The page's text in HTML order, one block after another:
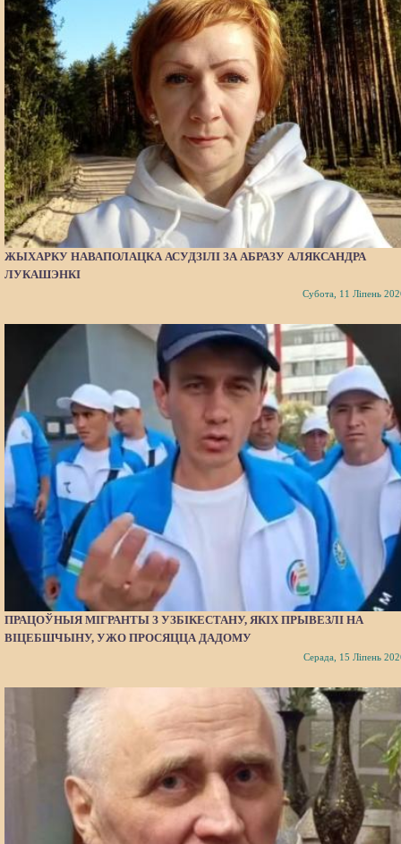
ЖЫХАРКУ НАВАПОЛАЦКА АСУДЗІЛІ ЗА АБРАЗУ АЛЯКСАНДРА
ЛУКАШЭНКІ
Субота, 11 Ліпень
ПРАЦОЎНЫЯ МІГРАНТЫ З УЗБІКЕСТАНУ, ЯКІХ ПРЫВЕЗЛІ НА
ВІЦЕБШЧЫНУ, УЖО ПРОСЯЦЦА ДАДОМУ
Серада, 15 Ліпень